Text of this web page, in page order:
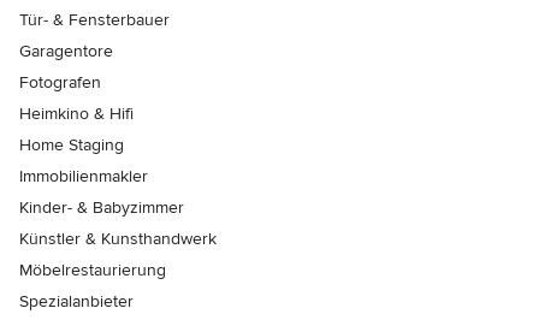
Tür- & Fensterbauer
Garagentore
Fotografen
Heimkino & Hifi
Home Staging
Immobilienmakler
Kinder- & Babyzimmer
Künstler & Kunsthandwerk
Möbelrestaurierung
Spezialanbieter